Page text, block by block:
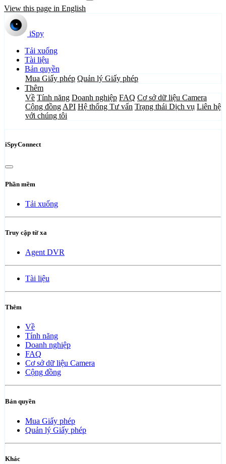
View this page in English
iSpy
Tải xuống
Tài liệu
Bản quyền
Mua Giấy phép Quản lý Giấy phép
Thêm
Về Tính năng Doanh nghiệp FAQ Cơ sở dữ liệu Camera
Cộng đồng API Hệ thống Tư vấn Trạng thái Dịch vụ Liên hệ
với chúng tôi
iSpyConnect
Phần mềm
Tải xuống
Truy cập từ xa
Agent DVR
Tài liệu
Thêm
Về
Tính năng
Doanh nghiệp
FAQ
Cơ sở dữ liệu Camera
Cộng đồng
Bản quyền
Mua Giấy phép
Quản lý Giấy phép
Khác